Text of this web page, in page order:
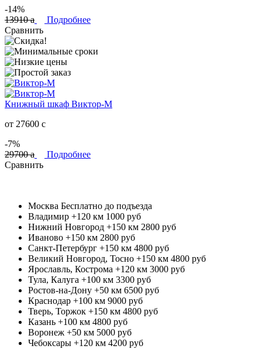
-14%
13910a
Подробнее
Сравнить
Книжный шкаф Виктор-М
от 27600 c
-7%
29700a
Подробнее
Сравнить
Москва Бесплатно до подъезда
Владимир +120 км 1000 руб
Нижний Новгород +150 км 2800 руб
Иваново +150 км 2800 руб
Санкт-Петербург +150 км 4800 руб
Великий Новгород, Тосно +150 км 4800 руб
Ярославль, Кострома +120 км 3000 руб
Тула, Калуга +100 км 3300 руб
Ростов-на-Дону +50 км 6500 руб
Краснодар +100 км 9000 руб
Тверь, Торжок +150 км 4800 руб
Казань +100 км 4800 руб
Воронеж +50 км 5000 руб
Чебоксары +120 км 4200 руб